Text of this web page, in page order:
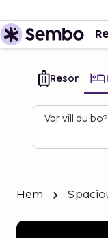
Resor
Var vill du bo?
Hem